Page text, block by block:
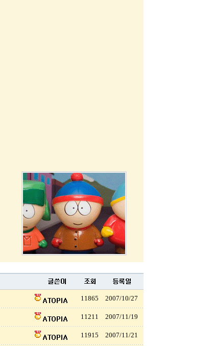
11865 2007/10/27
11211 2007/11/19
11915 2007/11/21